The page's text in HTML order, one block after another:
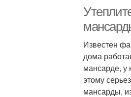
Известен
дома
мансарде, у
этому
мансарды,